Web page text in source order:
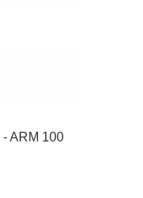
ARM 100